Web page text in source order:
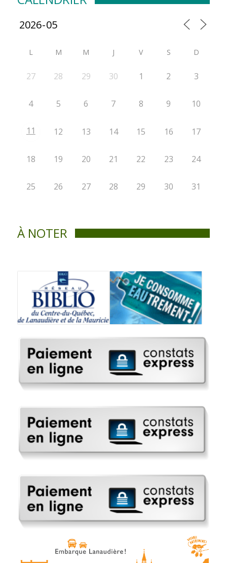
L M M J V S D
27 28 29 30 1 2 3
4 5 6 7 8 9 10
11 12 13 14 15 16 17
18 19 20 21 22 23 24
25 26 27 28 29 30 31
À NOTER